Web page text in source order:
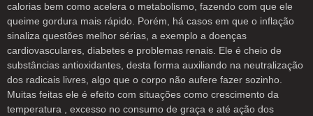
calorias bem como acelera o metabolismo, fazendo com que ele
queime gordura mais rápido. Porém, há casos em que o inflação
sinaliza questões melhor sérias, a exemplo a doenças
cardiovasculares, diabetes e problemas renais. Ele é cheio de
substâncias antioxidantes, desta forma auxiliando na neutralização
dos radicais livres, algo que o corpo não aufere fazer sozinho.
Muitas feitas ele é efeito com situações como crescimento da
temperatura , excesso no consumo de graça e até ação dos